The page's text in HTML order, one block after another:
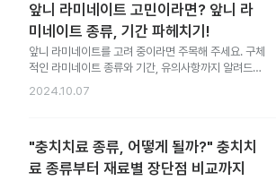
앞니 라미네이트 고민이라면? 앞니 라
미네이트 종류, 기간 파헤치기!
앞니 라미네이트를 고려 중이라면 주목해 주세요. 구체
적인 라미네이트 종류와 기간, 유의사항까지 알려드릴
게요.
2024.10.07
"충치치료 종류, 어떻게 될까?" 충치치
료 종류부터 재료별 장단점 비교까지